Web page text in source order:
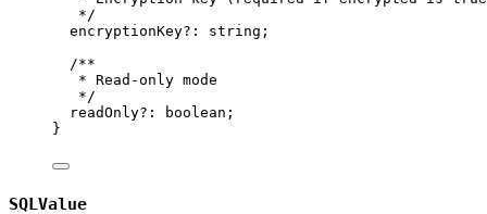
*/
encryptionKey?: string ;
/**
* Read-only mode
*/
readOnly?: boolean ;
}
SQLValue